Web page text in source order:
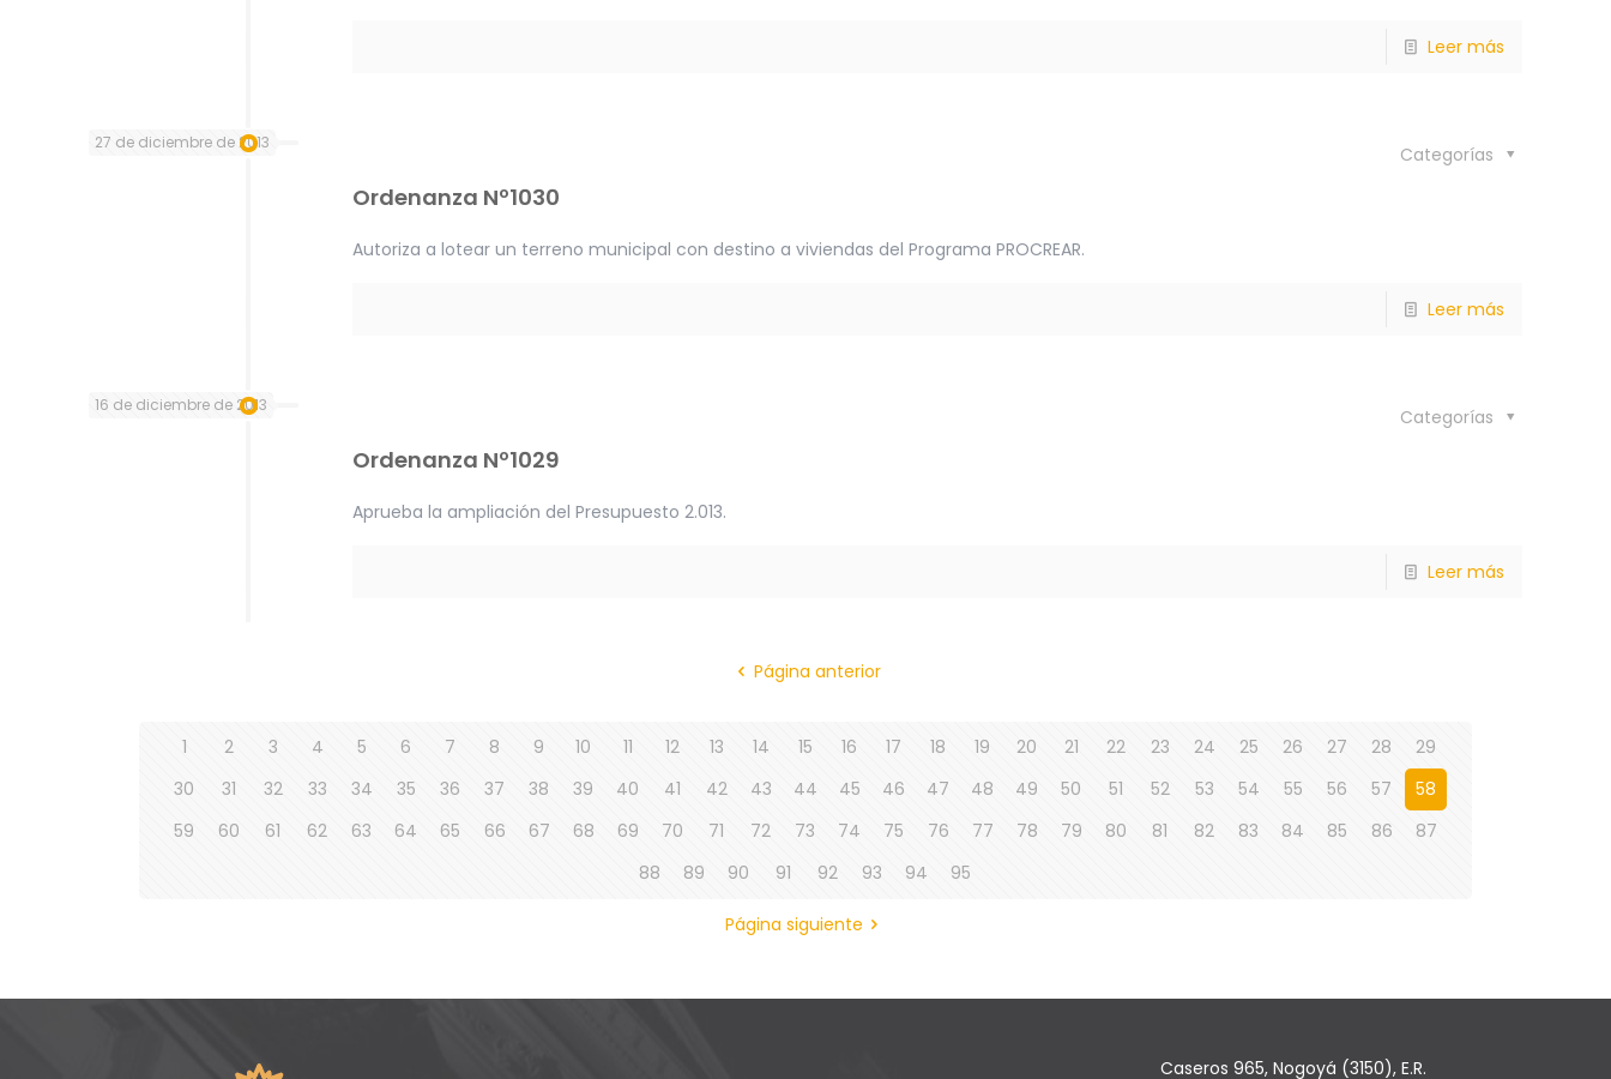
Leer más
27 de diciembre de 2013
Categorías
Ordenanza Nº1030
Autoriza a lotear un terreno municipal con destino a viviendas del Programa PROCREAR.
Leer más
16 de diciembre de 2013
Categorías
Ordenanza Nº1029
Aprueba la ampliación del Presupuesto 2.013.
Leer más
Página anterior
1 2 3 4 5 6 7 8 9 10 11 12 13 14 15 16 17 18 19 20 21 22 23 24 25 26 27 28
29
30
31 32 33 34 35 36 37 38 39 40 41 42 43 44 45 46 47 48 49 50 51 52 53 54 55 56 57
58
59
60 61 62 63 64 65 66 67 68 69 70 71 72 73 74 75 76 77 78 79 80 81 82 83 84 85 86
87
88
89 90 91 92 93 94 95
Página siguiente
Caseros 965, Nogoyá (3150), E.R.